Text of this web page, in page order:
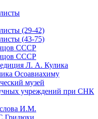
(29-42)
(43-75)
СССР
СССР
Л. А. Кулика
Осоавиахиму
музей
учреждений при СНК
И.М.